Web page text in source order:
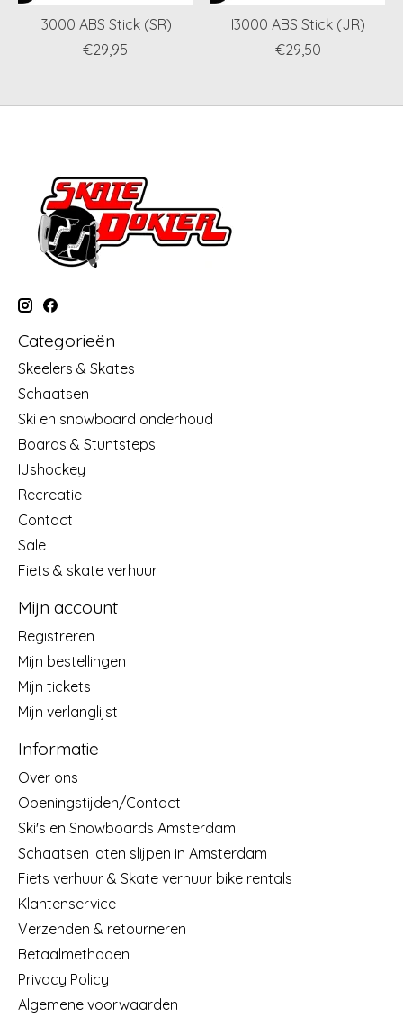
I3000 ABS Stick (SR)
€29,95
I3000 ABS Stick (JR)
€29,50
Categorieën
Skeelers & Skates
Schaatsen
Ski en snowboard onderhoud
Boards & Stuntsteps
IJshockey
Recreatie
Contact
Sale
Fiets & skate verhuur
Mijn account
Registreren
Mijn bestellingen
Mijn tickets
Mijn verlanglijst
Informatie
Over ons
Openingstijden/Contact
Ski's en Snowboards Amsterdam
Schaatsen laten slijpen in Amsterdam
Fiets verhuur & Skate verhuur bike rentals
Klantenservice
Verzenden & retourneren
Betaalmethoden
Privacy Policy
Algemene voorwaarden